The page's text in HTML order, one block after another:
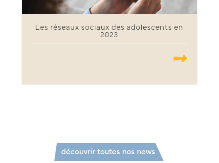
Les réseaux sociaux des adolescents en
2023
.......
découvrir toutes nos news